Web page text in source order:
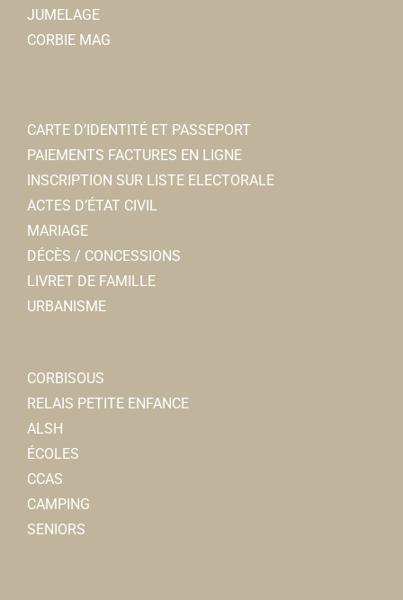
JUMELAGE
CORBIE MAG
CARTE D’IDENTITÉ ET PASSEPORT
PAIEMENTS FACTURES EN LIGNE
INSCRIPTION SUR LISTE ELECTORALE
ACTES D’ÉTAT CIVIL
MARIAGE
DÉCÈS / CONCESSIONS
LIVRET DE FAMILLE
URBANISME
CORBISOUS
RELAIS PETITE ENFANCE
ALSH
ÉCOLES
CCAS
CAMPING
SENIORS